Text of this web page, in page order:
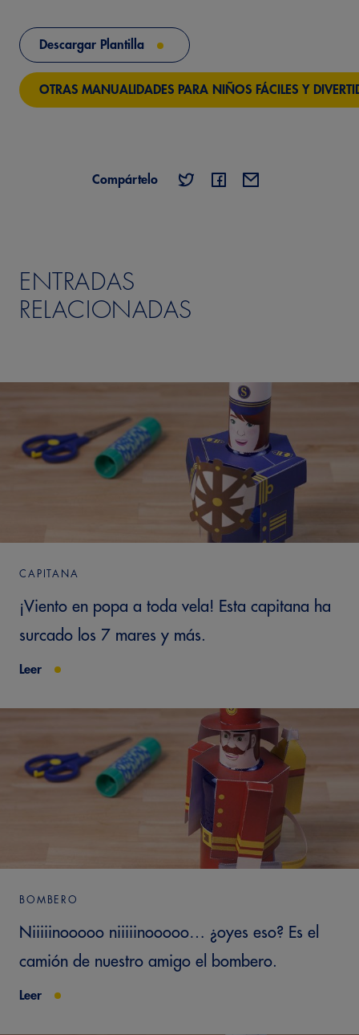
Descargar Plantilla
OTRAS MANUALIDADES PARA NIÑOS FÁCILES Y
Compártelo
ENTRADAS
RELACIONADAS
CAPITANA
¡Viento en popa a toda vela! Esta capitana ha
surcado los 7 mares y más.
Leer
BOMBERO
Niiiiinooooo niiiiinooooo… ¿oyes eso? Es el
camión de nuestro amigo el bombero.
Leer